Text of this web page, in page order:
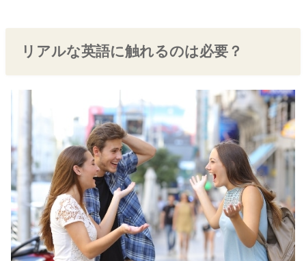
リアルな英語に触れるのは必要？